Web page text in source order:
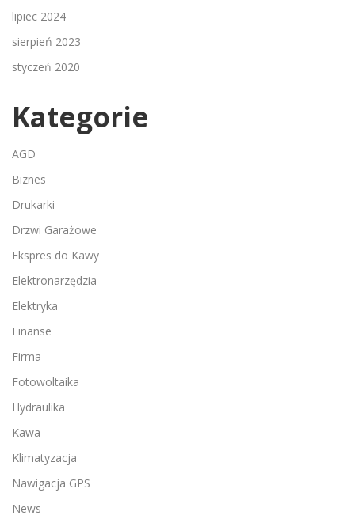
lipiec 2024
sierpień 2023
styczeń 2020
Kategorie
AGD
Biznes
Drukarki
Drzwi Garażowe
Ekspres do Kawy
Elektronarzędzia
Elektryka
Finanse
Firma
Fotowoltaika
Hydraulika
Kawa
Klimatyzacja
Nawigacja GPS
News